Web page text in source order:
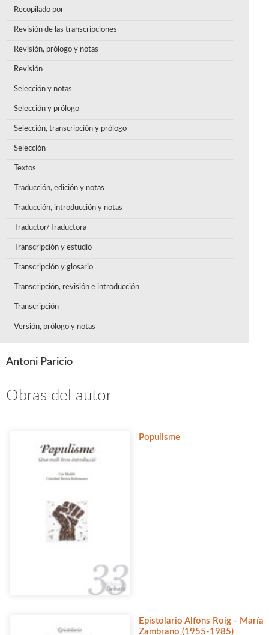
Recopilado por
Revisión de las transcripciones
Revisión, prólogo y notas
Revisión
Selección y notas
Selección y prólogo
Selección, transcripción y prólogo
Selección
Textos
Traducción, edición y notas
Traducción, introducción y notas
Traductor/Traductora
Transcripción y estudio
Transcripción y glosario
Transcripción, revisión e introducción
Transcripción
Versión, prólogo y notas
Antoni Paricio
Obras del autor
Populisme
Epistolario Alfons Roig - María
Zambrano (1955-1985)